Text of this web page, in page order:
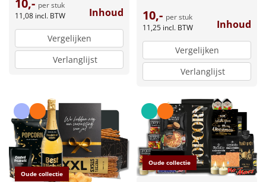
per stuk
11,08 incl. BTW Inhoud
Vergelijken
Verlanglijst
10,- per stuk
11,25 incl. BTW Inhoud
Vergelijken
Verlanglijst
Oude collectie
Oude collectie